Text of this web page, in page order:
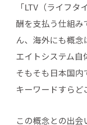
「LTV（ライフ
酬を支払う仕組み
ん、海外にも概念
エイトシステム自
そもそも日本国内
キーワードすらど
この概念との出